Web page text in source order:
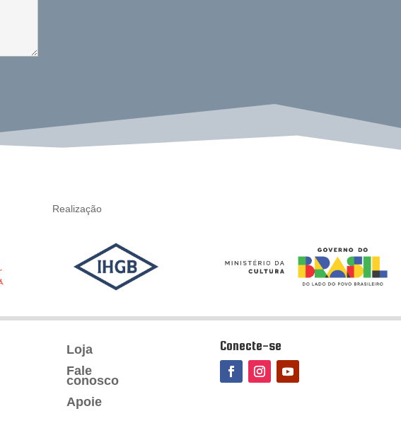
Realização
Loja
Fale
conosco
Apoie
Conecte-se